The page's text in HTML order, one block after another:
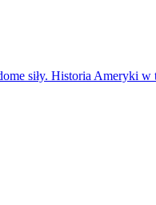
siły. Historia Ameryki w